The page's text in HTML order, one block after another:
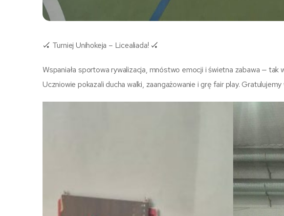
🏑 Turniej Unihokeja – Licealiada! 🏑
Wspaniała sportowa rywalizacja, mnóstwo emocji i świetna zabawa —
Uczniowie pokazali ducha walki, zaangażowanie i grę fair play.